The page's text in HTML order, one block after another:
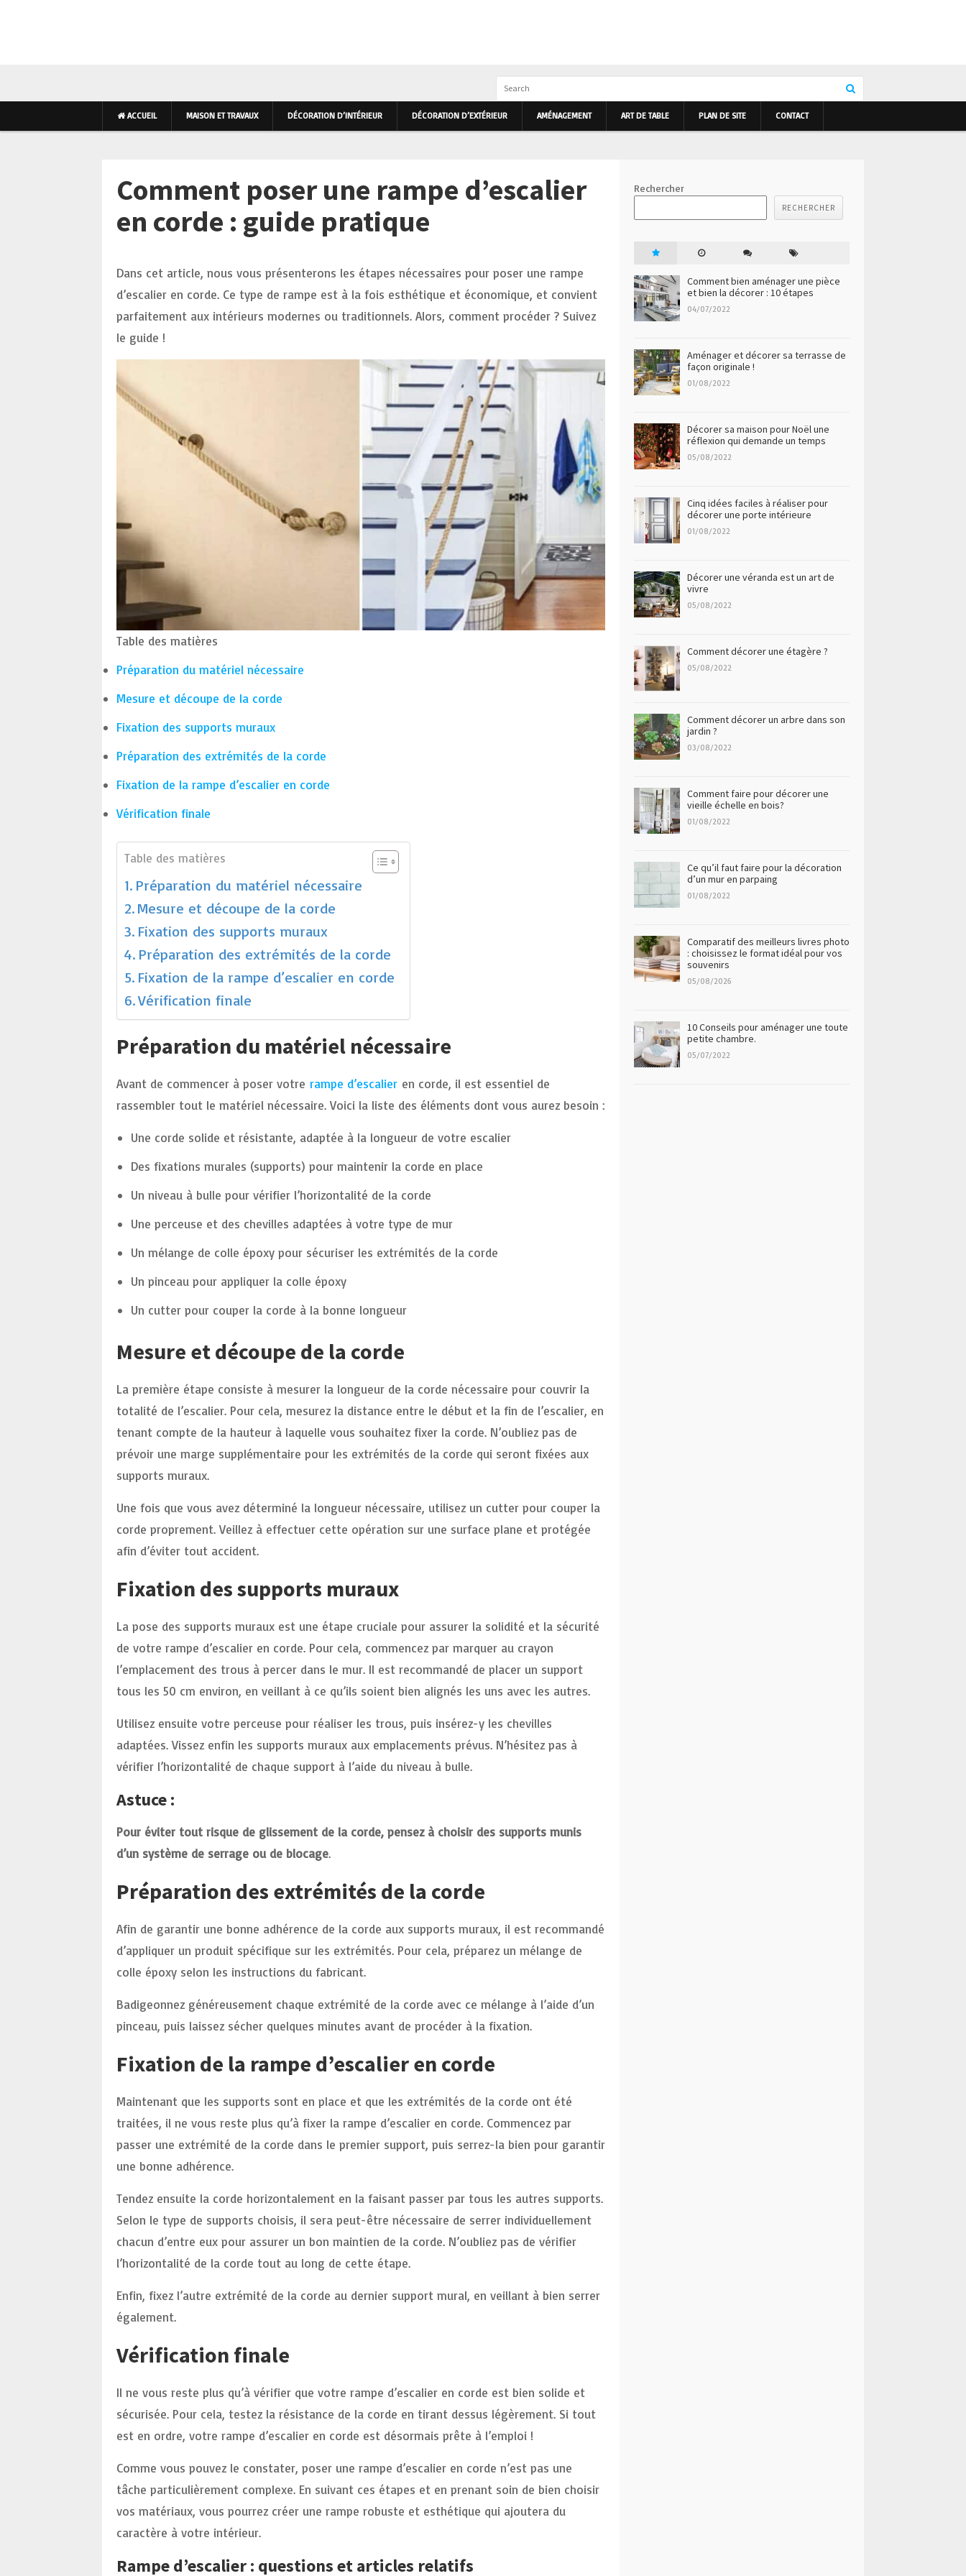
ACCUEIL MAISON ET TRAVAUX DÉCORATION D’INTÉRIEUR DÉCORATION D’EXTÉRIEUR AMÉNAGEMENT ART DE TABLE PLAN DE SITE CONTACT
Comment poser une rampe d’escalier
en corde : guide pratique
Dans cet article, nous vous présenterons les étapes nécessaires pour poser une rampe
d’escalier en corde. Ce type de rampe est à la fois esthétique et économique, et convient
parfaitement aux intérieurs modernes ou traditionnels. Alors, comment procéder ? Suivez
le guide !
Table des matières
Préparation du matériel nécessaire
Mesure et découpe de la corde
Fixation des supports muraux
Préparation des extrémités de la corde
Fixation de la rampe d’escalier en corde
Vérification finale
Table des matières
Préparation du matériel nécessaire
Mesure et découpe de la corde
Fixation des supports muraux
Préparation des extrémités de la corde
Fixation de la rampe d’escalier en corde
Vérification finale
Préparation du matériel nécessaire
Avant de commencer à poser votre rampe d’escalier en corde, il est essentiel de
rassembler tout le matériel nécessaire. Voici la liste des éléments dont vous aurez besoin :
Une corde solide et résistante, adaptée à la longueur de votre escalier
Des fixations murales (supports) pour maintenir la corde en place
Un niveau à bulle pour vérifier l’horizontalité de la corde
Une perceuse et des chevilles adaptées à votre type de mur
Un mélange de colle époxy pour sécuriser les extrémités de la corde
Un pinceau pour appliquer la colle époxy
Un cutter pour couper la corde à la bonne longueur
Mesure et découpe de la corde
La première étape consiste à mesurer la longueur de la corde nécessaire pour couvrir la
totalité de l’escalier. Pour cela, mesurez la distance entre le début et la fin de l’escalier, en
tenant compte de la hauteur à laquelle vous souhaitez fixer la corde. N’oubliez pas de
prévoir une marge supplémentaire pour les extrémités de la corde qui seront fixées aux
supports muraux.
Une fois que vous avez déterminé la longueur nécessaire, utilisez un cutter pour couper la
corde proprement. Veillez à effectuer cette opération sur une surface plane et protégée
afin d’éviter tout accident.
Fixation des supports muraux
La pose des supports muraux est une étape cruciale pour assurer la solidité et la sécurité
de votre rampe d’escalier en corde. Pour cela, commencez par marquer au crayon
l’emplacement des trous à percer dans le mur. Il est recommandé de placer un support
tous les 50 cm environ, en veillant à ce qu’ils soient bien alignés les uns avec les autres.
Utilisez ensuite votre perceuse pour réaliser les trous, puis insérez-y les chevilles
adaptées. Vissez enfin les supports muraux aux emplacements prévus. N’hésitez pas à
vérifier l’horizontalité de chaque support à l’aide du niveau à bulle.
Astuce :
Pour éviter tout risque de glissement de la corde, pensez à choisir des supports munis
d’un système de serrage ou de blocage.
Préparation des extrémités de la corde
Afin de garantir une bonne adhérence de la corde aux supports muraux, il est recommandé
d’appliquer un produit spécifique sur les extrémités. Pour cela, préparez un mélange de
colle époxy selon les instructions du fabricant.
Badigeonnez généreusement chaque extrémité de la corde avec ce mélange à l’aide d’un
pinceau, puis laissez sécher quelques minutes avant de procéder à la fixation.
Fixation de la rampe d’escalier en corde
Maintenant que les supports sont en place et que les extrémités de la corde ont été
traitées, il ne vous reste plus qu’à fixer la rampe d’escalier en corde. Commencez par
passer une extrémité de la corde dans le premier support, puis serrez-la bien pour garantir
une bonne adhérence.
Tendez ensuite la corde horizontalement en la faisant passer par tous les autres supports.
Selon le type de supports choisis, il sera peut-être nécessaire de serrer individuellement
chacun d’entre eux pour assurer un bon maintien de la corde. N’oubliez pas de vérifier
l’horizontalité de la corde tout au long de cette étape.
Enfin, fixez l’autre extrémité de la corde au dernier support mural, en veillant à bien serrer
également.
Vérification finale
Il ne vous reste plus qu’à vérifier que votre rampe d’escalier en corde est bien solide et
sécurisée. Pour cela, testez la résistance de la corde en tirant dessus légèrement. Si tout
est en ordre, votre rampe d’escalier en corde est désormais prête à l’emploi !
Comme vous pouvez le constater, poser une rampe d’escalier en corde n’est pas une
tâche particulièrement complexe. En suivant ces étapes et en prenant soin de bien choisir
vos matériaux, vous pourrez créer une rampe robuste et esthétique qui ajoutera du
caractère à votre intérieur.
Rampe d’escalier : questions et articles relatifs
Rechercher
RECHERCHER
Comment bien aménager une pièce
et bien la décorer : 10 étapes
04/07/2022
Aménager et décorer sa terrasse de
façon originale !
01/08/2022
Décorer sa maison pour Noël une
réflexion qui demande un temps
05/08/2022
Cinq idées faciles à réaliser pour
décorer une porte intérieure
01/08/2022
Décorer une véranda est un art de
vivre
05/08/2022
Comment décorer une étagère ?
05/08/2022
Comment décorer un arbre dans son
jardin ?
03/08/2022
Comment faire pour décorer une
vieille échelle en bois?
01/08/2022
Ce qu’il faut faire pour la décoration
d’un mur en parpaing
01/08/2022
Comparatif des meilleurs livres photo
: choisissez le format idéal pour vos
souvenirs
05/08/2026
10 Conseils pour aménager une toute
petite chambre.
05/07/2022